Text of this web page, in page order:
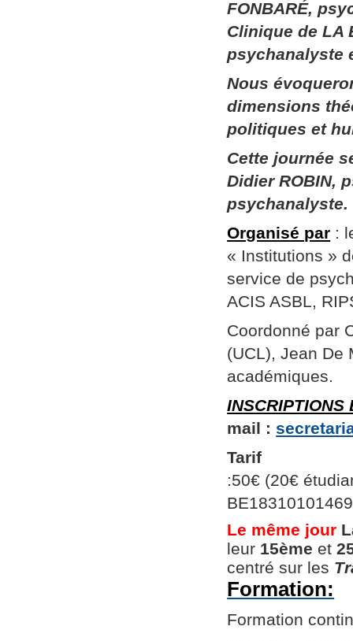
FONBARÉ,
Clinique de LA
psychanalyste
Nous
dimensions
politiques et
Cette journée
Didier ROBIN,
psychanalyste.
Organisé par :
« Institutions »
service de
ACIS ASBL,
Coordonné par
(UCL), Jean De
académiques.
INSCRIPTIONS
mail :
Tarif
:50€ (20€
Le même jour
leur 15ème et
centré sur les
Formation:
Formation